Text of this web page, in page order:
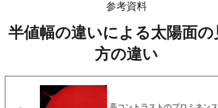
参考資料
半値幅の違いによる太陽面の
方の違い